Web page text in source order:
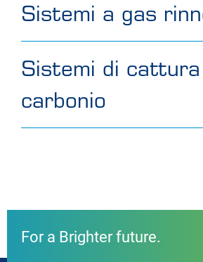
Sistemi a gas
Sistemi di
carbonio
For a Brighter future.